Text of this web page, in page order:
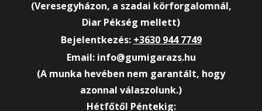
(Veresegyházon, a szadai körforgalomnál,
Diar Pékség mellett)
Bejelentkezés: +3630 944 7749
Email: info@gumigarazs.hu
(A munka hevében nem garantált, hogy
azonnal válaszolunk.)
Hétfőtől Péntekig: